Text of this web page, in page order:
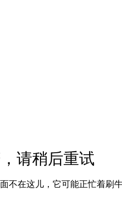
请稍后重试
不在这儿，它可能正忙着刷